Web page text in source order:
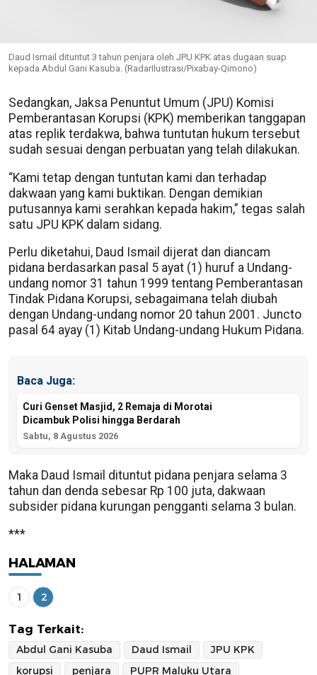
Daud Ismail dituntut 3 tahun penjara oleh JPU KPK atas dugaan suap
kepada Abdul Gani Kasuba. (RadarIlustrasi/Pixabay-Qimono)
Sedangkan, Jaksa Penuntut Umum (JPU) Komisi
Pemberantasan Korupsi (KPK) memberikan tanggapan
atas replik terdakwa, bahwa tuntutan hukum tersebut
sudah sesuai dengan perbuatan yang telah dilakukan.
“Kami tetap dengan tuntutan kami dan terhadap
dakwaan yang kami buktikan. Dengan demikian
putusannya kami serahkan kepada hakim,” tegas salah
satu JPU KPK dalam sidang.
Perlu diketahui, Daud Ismail dijerat dan diancam
pidana berdasarkan pasal 5 ayat (1) huruf a Undang-
undang nomor 31 tahun 1999 tentang Pemberantasan
Tindak Pidana Korupsi, sebagaimana telah diubah
dengan Undang-undang nomor 20 tahun 2001. Juncto
pasal 64 ayay (1) Kitab Undang-undang Hukum Pidana.
Baca Juga:
Curi Genset Masjid, 2 Remaja di Morotai
Dicambuk Polisi hingga Berdarah
Sabtu, 8 Agustus 2026
Maka Daud Ismail dituntut pidana penjara selama 3
tahun dan denda sebesar Rp 100 juta, dakwaan
subsider pidana kurungan pengganti selama 3 bulan.
***
HALAMAN
1 2
Tag Terkait:
Abdul Gani Kasuba Daud Ismail
JPU KPK
korupsi
penjara PUPR Maluku Utara